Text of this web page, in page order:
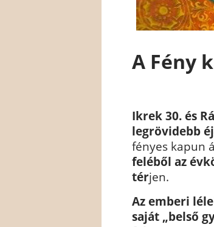
A Fény
Ikrek 30. és
legrövidebb
fényes kapun
feléből az
térjen.
Az emberi
saját „belső